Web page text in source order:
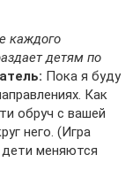
каждого
детям по
Пока я буду
Как
обруч с вашей
него. (Игра
дети меняются